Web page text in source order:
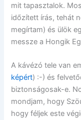
mit tapasztalok.
időzített írás, tehát
megírtam) és ülök
messze a Hongik
A kávézó tele van
képért) :-) és
biztonságosak-e.
mondjam, hogy
hogy féljek este